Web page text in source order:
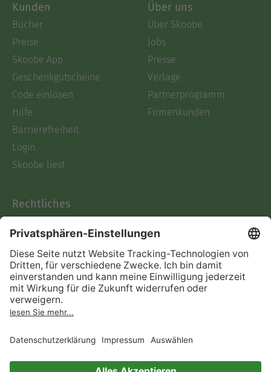
Kunden
Bücher
Preise
Skoobe App
Geschenkgutscheine
Code einlösen
Hilfe
Barrierefreiheit
Login
Skoobe liest
Über uns
Über Skoobe
Jobs
Presse
Verlage
Partnerprogramm
Firmenkunden
Rechtliches
AGB
Informationen nach Data
Act
Verträge hier kündigen
Impressum